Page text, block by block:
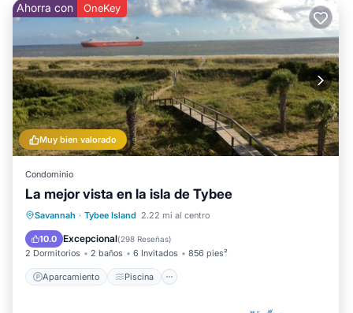
Muy bien valorado
Ahorra con OneKey
Condominio
La mejor vista en la isla de Tybee
Savannah · Tybee Island 2.22 mi al centro
10.0 Excepcional(298 Reseñas)
2 Dormitorios 2 baños 6 Invitados 856 pies²
Aparcamiento Piscina
Aparcamiento Piscina
Balcón/Terraza